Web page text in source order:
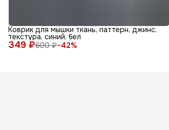
349 ₽600 ₽−42%
Коврик для мышки ткань, паттерн, джинс,
текстура, синий, бел